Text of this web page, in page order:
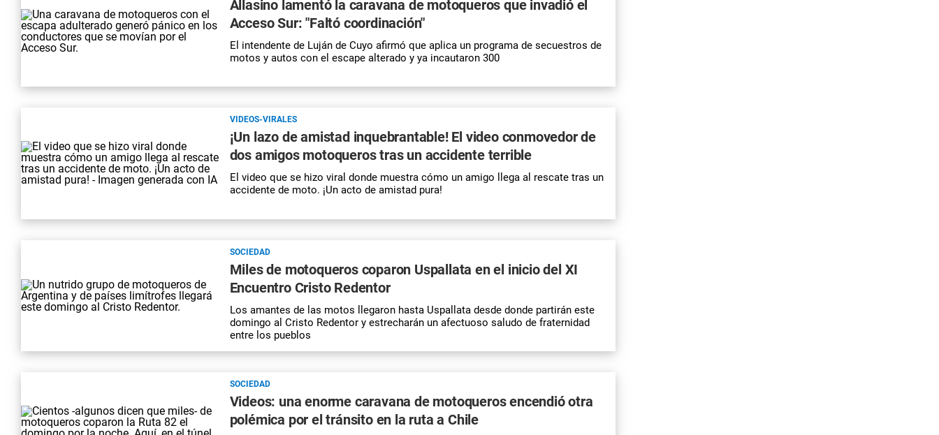
Allasino lamentó la caravana de motoqueros que invadió el
Acceso Sur: "Faltó coordinación"
El intendente de Luján de Cuyo afirmó que aplica un programa de secuestros de
motos y autos con el escape alterado y ya incautaron 300
VIDEOS-VIRALES
¡Un lazo de amistad inquebrantable! El video conmovedor de
dos amigos motoqueros tras un accidente terrible
El video que se hizo viral donde muestra cómo un amigo llega al rescate tras un
accidente de moto. ¡Un acto de amistad pura!
SOCIEDAD
Miles de motoqueros coparon Uspallata en el inicio del XI
Encuentro Cristo Redentor
Los amantes de las motos llegaron hasta Uspallata desde donde partirán este
domingo al Cristo Redentory estrecharán un afectuoso saludo de fraternidad
entre los pueblos
SOCIEDAD
Videos: una enorme caravana de motoqueros encendió otra
polémica por el tránsito en la ruta a Chile